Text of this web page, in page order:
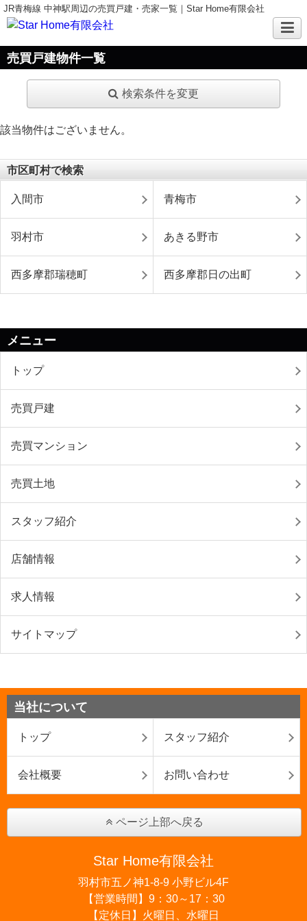
JR青梅線 中神駅周辺の売買戸建・売家一覧｜Star Home有限会社
売買戸建物件一覧
検索条件を変更
該当物件はございません。
市区町村で検索
入間市 青梅市
羽村市 あきる野市
西多摩郡瑞穂町 西多摩郡日の出町
メニュー
トップ
売買戸建
売買マンション
売買土地
スタッフ紹介
店舗情報
求人情報
サイトマップ
当社について
トップ スタッフ紹介
会社概要 お問い合わせ
ページ上部へ戻る
Star Home有限会社
羽村市五ノ神1-8-9 小野ビル4F
【営業時間】9：30～17：30
【定休日】火曜日、水曜日